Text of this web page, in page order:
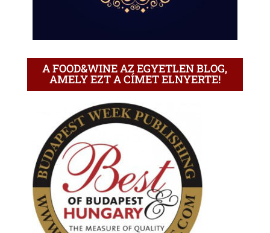
A FOOD&WINE AZ EGYETLEN BLOG,
AMELY EZT A CÍMET ELNYERTE!